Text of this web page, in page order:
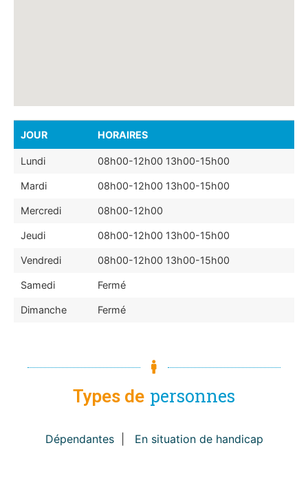
JOUR HORAIRES
Lundi 08h00-12h00 13h00-15h00
Mardi 08h00-12h00 13h00-15h00
Mercredi 08h00-12h00
Jeudi 08h00-12h00 13h00-15h00
Vendredi 08h00-12h00 13h00-15h00
Samedi Fermé
Dimanche Fermé
Types de personnes
Dépendantes En situation de handicap